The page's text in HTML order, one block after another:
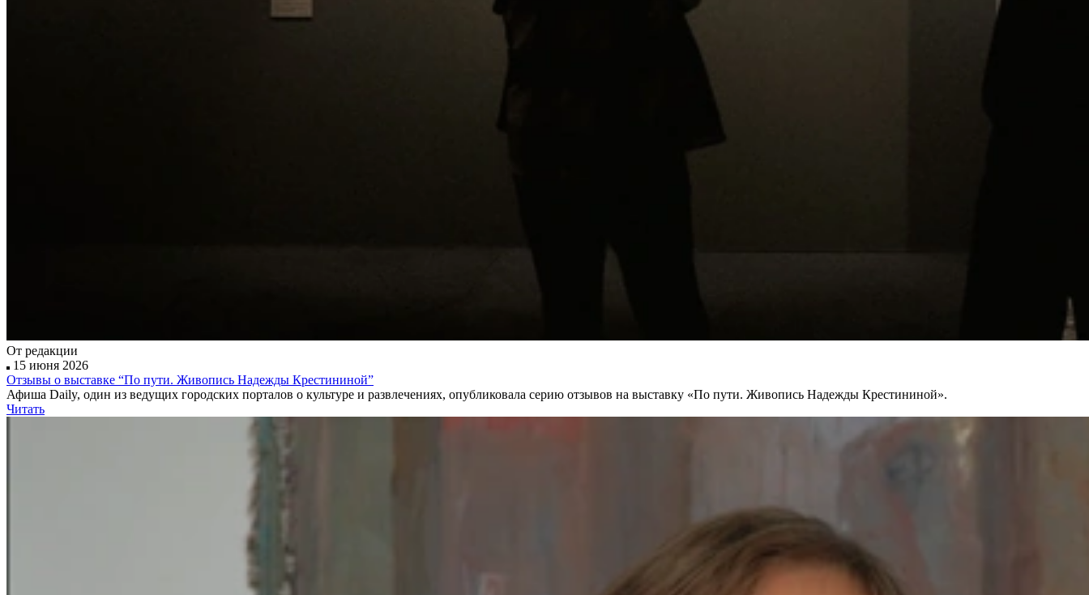
От редакции
15 июня 2026
Отзывы о выставке “По пути. Живопись Надежды Крестининой”
Афиша Daily, один из ведущих городских порталов о культуре и развлечениях, опубликовала серию отзывов на выставку «По пути. Живопись Надежды Крестининой».
Читать